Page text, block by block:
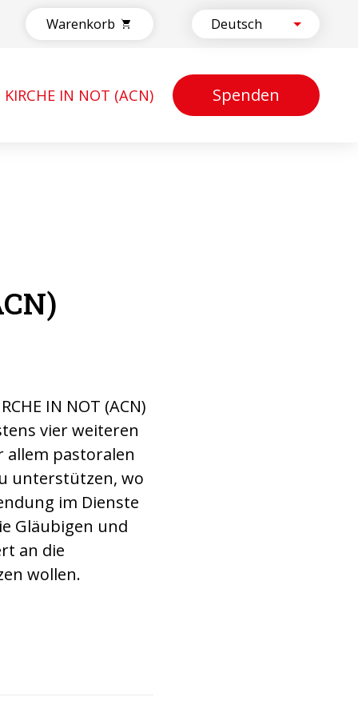
Warenkorb
KIRCHE IN NOT (ACN) Spenden
IN NOT (ACN)
vier weiteren
allem pastoralen
unterstützen, wo
im Dienste
Gläubigen und
an die
wollen.